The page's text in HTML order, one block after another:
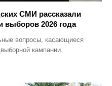
СМИ рассказали
выборов 2026 года
вопросы, касающиеся
кампании.